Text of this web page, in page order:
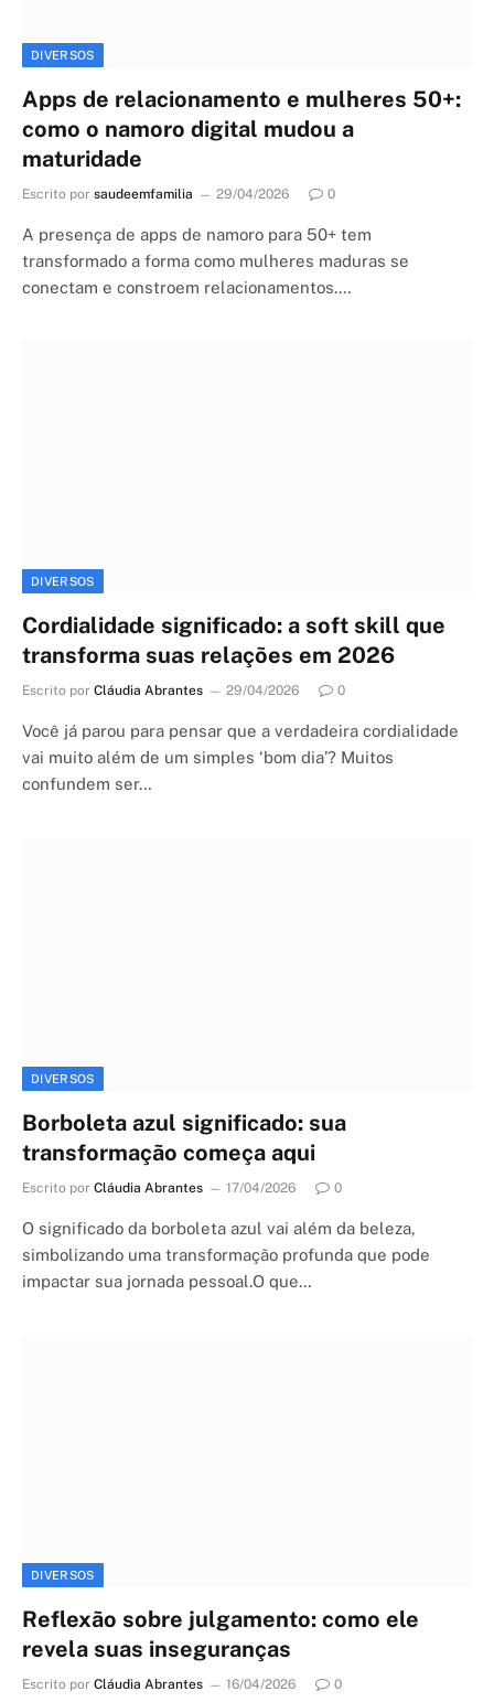
DIVERSOS
Apps de relacionamento e mulheres 50+:
como o namoro digital mudou a
maturidade
Escrito por saudeemfamilia 29/04/2026 0
A presença de apps de namoro para 50+ tem
transformado a forma como mulheres maduras se
conectam e constroem relacionamentos.…
DIVERSOS
Cordialidade significado: a soft skill que
transforma suas relações em 2026
Escrito por Cláudia Abrantes 29/04/2026 0
Você já parou para pensar que a verdadeira cordialidade
vai muito além de um simples ‘bom dia’? Muitos
confundem ser…
DIVERSOS
Borboleta azul significado: sua
transformação começa aqui
Escrito por Cláudia Abrantes 17/04/2026 0
O significado da borboleta azul vai além da beleza,
simbolizando uma transformação profunda que pode
impactar sua jornada pessoal.O que…
DIVERSOS
Reflexão sobre julgamento: como ele
revela suas inseguranças
Escrito por Cláudia Abrantes 16/04/2026 0